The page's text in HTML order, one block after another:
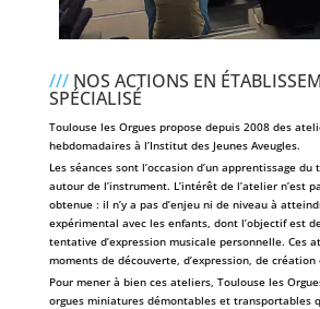
///NOS ACTIONS EN
SPÉCIALISÉ
Toulouse les Orgues propose depuis 2008 des
hebdomadaires à l’Institut des Jeunes Aveugles.
Les séances sont l’occasion d’un apprentissage
autour de l’instrument. L’intérêt de l’atelier n’est
obtenue : il n’y a pas d’enjeu ni de niveau à
expérimental avec les enfants, dont l’objectif est
tentative d’expression musicale personnelle. Ces
moments de découverte, d’expression, de
Pour mener à bien ces ateliers, Toulouse les
orgues miniatures démontables et transportables